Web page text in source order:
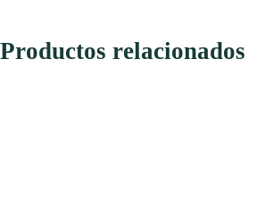
Productos relacionados